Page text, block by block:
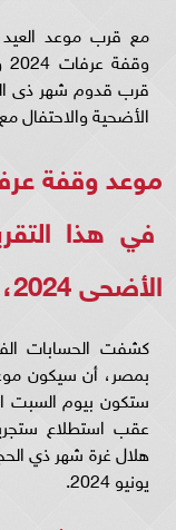
مع قرب موعد العيد
الأضحية والاحتفال
موعد وقفة عرفات
في هذا
الأضحى 2024، وعدد أيام الأجازة.
كشفت الحسابات
عقب استطلاع
يونيو 2024.